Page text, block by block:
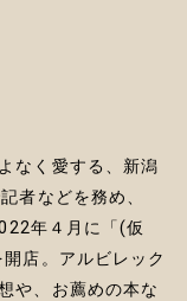
なく愛する、新潟
者などを務め、
年４月に「(仮
店。アルビレック
や、お薦めの本な